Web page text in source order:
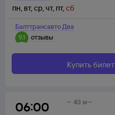
Балттрансавто Два
9,1
отзывы
пн, вт,ср, чт, пт,сб
Купить билет
06:00 43 м